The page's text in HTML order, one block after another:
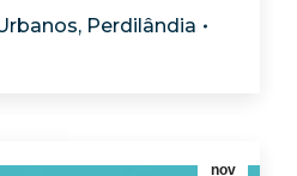
, Perdilândia
nov